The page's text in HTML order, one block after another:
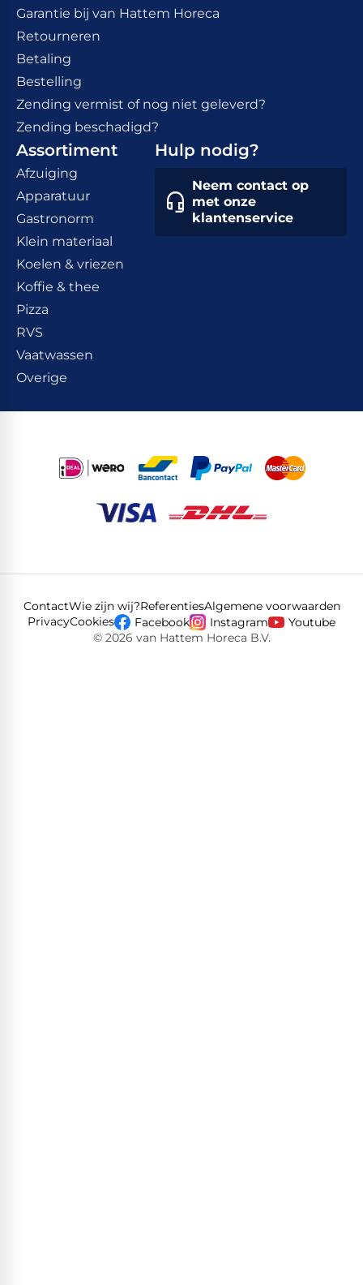
Garantie bij van Hattem Horeca
Retourneren
Betaling
Bestelling
Zending vermist of nog niet geleverd?
Zending beschadigd?
Assortiment
Afzuiging
Apparatuur
Gastronorm
Klein materiaal
Koelen & vriezen
Koffie & thee
Pizza
RVS
Vaatwassen
Overige
Hulp nodig?
Neem contact op
met onze
klantenservice
ContactWie zijn wij?ReferentiesAlgemene voorwaarden
PrivacyCookies Facebook Instagram
Youtube
© 2026 van Hattem Horeca B.V.